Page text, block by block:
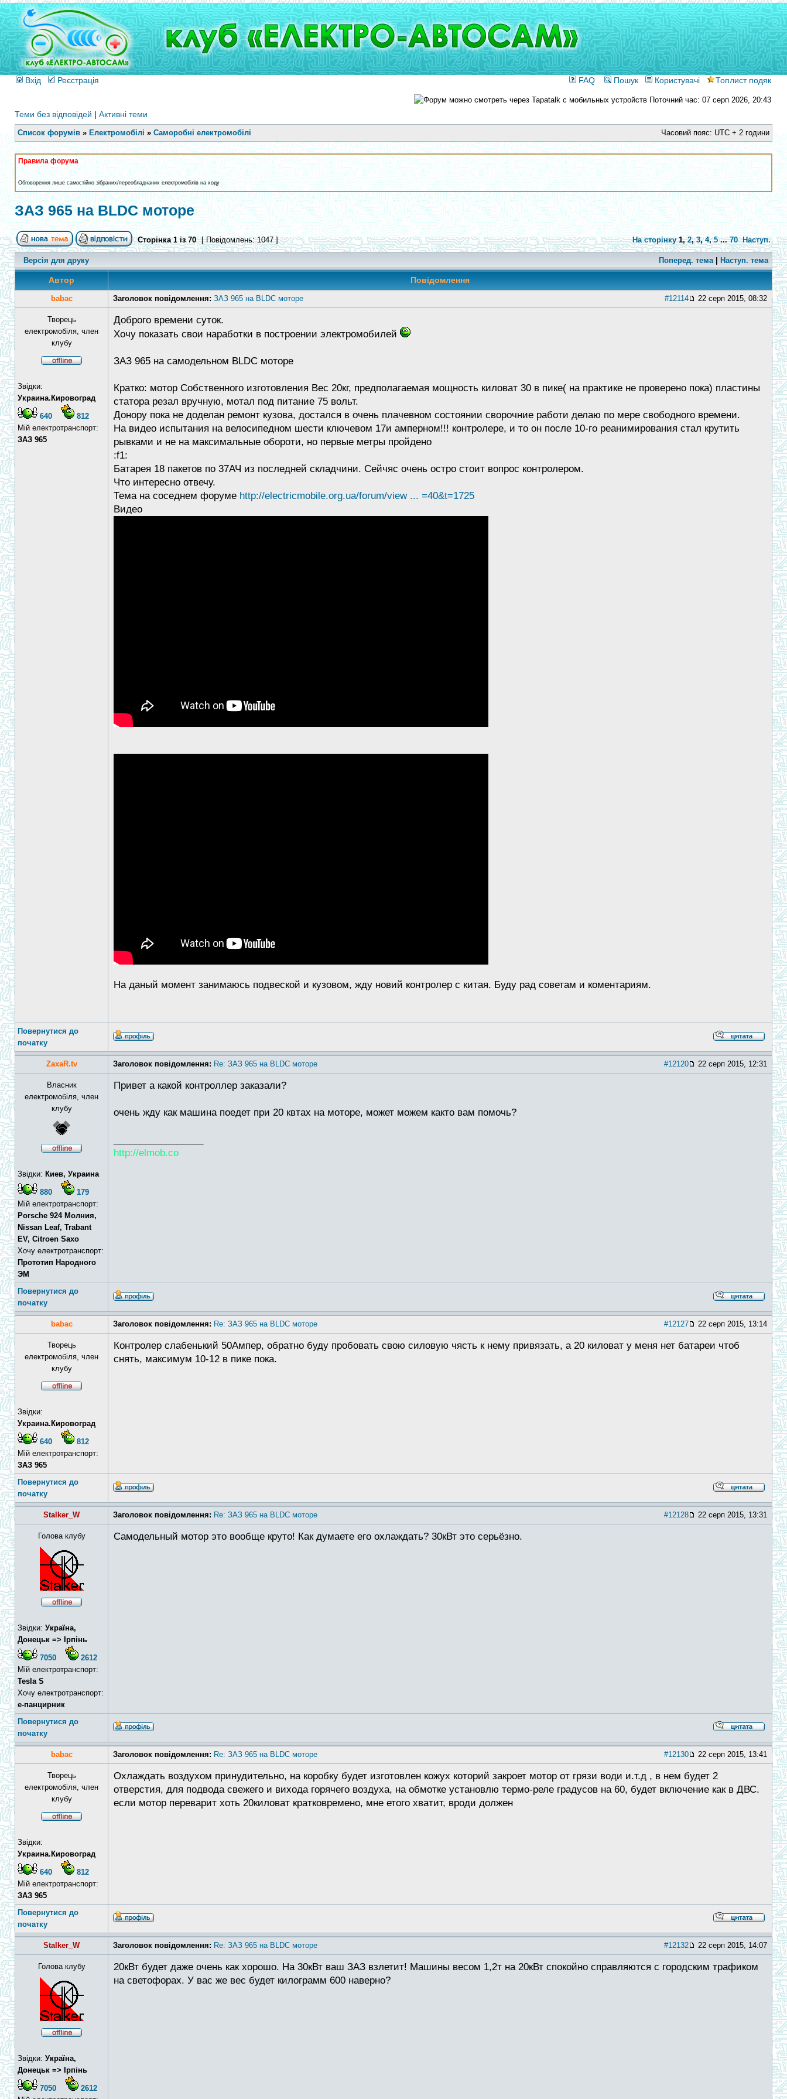
Вхід Реєстрація FAQ Пошук Користувачі Топлист подяк
Поточний час: 07 серп 2026, 20:43
Теми без відповідей | Активні теми
Список форумів » Електромобілі » Саморобні електромобілі Часовий пояс: UTC + 2 години
Правила форума
Обговорення лише самостійно зібраних/переобладнаних електромобілів на ходу
ЗАЗ 965 на BLDC моторе
Сторінка1із70 [ Повідомлень: 1047 ] На сторінку 1,2,3,4,5...70 Наступ.
Версія для друку Поперед. тема| Наступ. тема
Автор Повідомлення
babac Заголовок повідомлення: ЗАЗ 965 на BLDC моторе #12114 22 серп 2015, 08:32
Творець
електромобіля, член
клубу
Звідки:
Украина.Кировоград
640
812
Мій електротранспорт:
ЗАЗ 965
Доброго времени суток.
Хочу показать свои наработки в построении электромобилей
ЗАЗ 965 на самодельном BLDC моторе
Кратко: мотор Собственного изготовления Вес 20кг, предполагаемая мощность киловат 30 в пике( на практике не проверено пока) пластины
статора резал вручную, мотал под питание 75 вольт.
Донору пока не доделан ремонт кузова, достался в очень плачевном состоянии сворочние работи делаю по мере свободного времени.
На видео испытания на велосипедном шести ключевом 17и амперном!!! контролере, и то он после 10-го реанимирования стал крутить
рывками и не на максимальные обороти, но первые метры пройдено
:f1:
Батарея 18 пакетов по 37АЧ из последней складчини. Сейчяс очень остро стоит вопрос контролером.
Что интересно отвечу.
Тема на соседнем форуме http://electricmobile.org.ua/forum/view ... =40&t=1725
Видео
На даный момент занимаюсь подвеской и кузовом, жду новий контролер с китая. Буду рад советам и коментариям.
Повернутися до
початку
ZaxaR.tv Заголовок повідомлення: Re: ЗАЗ 965 на BLDC моторе #12120 22 серп 2015, 12:31
Власник
електромобіля, член
клубу
Звідки: Киев, Украина
880
179
Мій електротранспорт:
Porsche 924 Молния,
Nissan Leaf, Trabant
EV, Citroen Saxo
Хочу електротранспорт:
Прототип Народного
ЭМ
Привет а какой контроллер заказали?
очень жду как машина поедет при 20 квтах на моторе, может можем както вам помочь?
http://elmob.co
Повернутися до
початку
babac Заголовок повідомлення: Re: ЗАЗ 965 на BLDC моторе #12127 22 серп 2015, 13:14
Творець
електромобіля, член
клубу
Звідки:
Украина.Кировоград
640
812
Мій електротранспорт:
ЗАЗ 965
Контролер слабенький 50Ампер, обратно буду пробовать свою силовую чясть к нему привязать, а 20 киловат у меня нет батареи чтоб
снять, максимум 10-12 в пике пока.
Повернутися до
початку
Stalker_W Заголовок повідомлення: Re: ЗАЗ 965 на BLDC моторе #12128 22 серп 2015, 13:31
Голова клубу
Звідки: Україна,
Донецьк => Ірпінь
7050
2612
Мій електротранспорт:
Tesla S
Хочу електротранспорт:
е-панцирник
Самодельный мотор это вообще круто! Как думаете его охлаждать? 30кВт это серьёзно.
Повернутися до
початку
babac Заголовок повідомлення: Re: ЗАЗ 965 на BLDC моторе #12130 22 серп 2015, 13:41
Творець
електромобіля, член
клубу
Звідки:
Украина.Кировоград
640
812
Мій електротранспорт:
ЗАЗ 965
Охлаждать воздухом принудительно, на коробку будет изготовлен кожух которий закроет мотор от грязи води и.т.д , в нем будет 2
отверстия, для подвода свежего и вихода горячего воздуха, на обмотке установлю термо-реле градусов на 60, будет включение как в ДВС.
если мотор переварит хоть 20киловат кратковремено, мне етого хватит, вроди должен
Повернутися до
початку
Stalker_W Заголовок повідомлення: Re: ЗАЗ 965 на BLDC моторе #12132 22 серп 2015, 14:07
Голова клубу
Звідки: Україна,
Донецьк => Ірпінь
7050
2612
20кВт будет даже очень как хорошо. На 30кВт ваш ЗАЗ взлетит! Машины весом 1,2т на 20кВт спокойно справляются с городским трафиком
на светофорах. У вас же вес будет килограмм 600 наверно?